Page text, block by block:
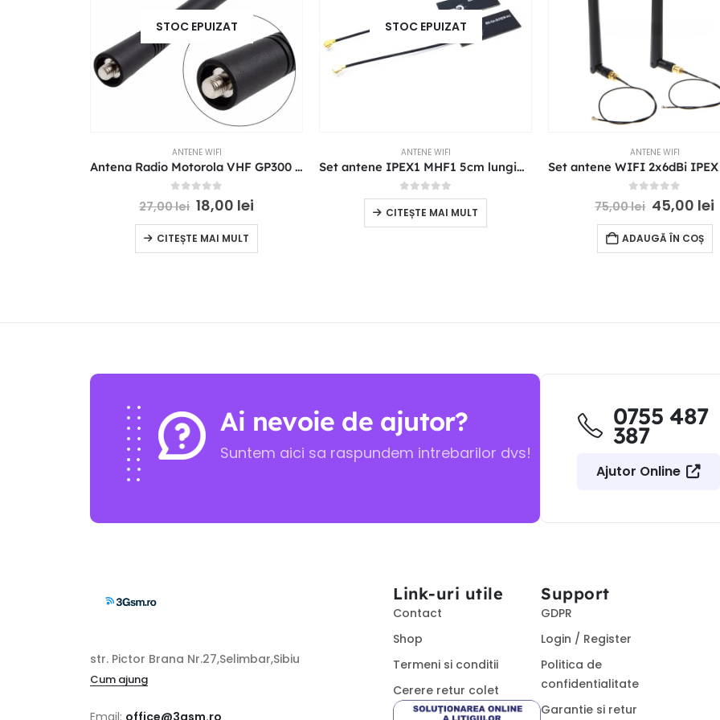
STOC EPUIZAT
ANTENE WIFI
Antena Radio Motorola VHF GP300 HT1250 HT750 CT450 GP88 146-174 mHZ
out of 5
27,00lei 18,00 lei
CITEȘTE MAI MULT
STOC EPUIZAT
ANTENE WIFI
Set antene IPEX1 MHF1 5cm lungime
0out of 5
CITEȘTE MAI MULT
ANTENE WIFI
out of 5
75,00lei 45,00 lei
ADAUGĂ ÎN COȘ
Ai nevoie de ajutor?
Suntem aici sa raspundem intrebarilor dvs!
0755 487
387
Ajutor Online
str. Pictor Brana Nr.27,Selimbar,Sibiu
Cum ajung
Email: office@3gsm.ro
Link-uri utile
Contact
Shop
Termeni si conditii
Cerere retur colet
Support
GDPR
Login / Register
Politica de
confidentialitate
Garantie si retur